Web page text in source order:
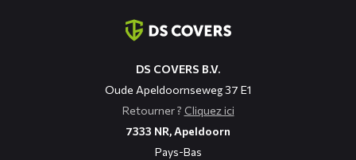
DS COVERS B.V.
Oude Apeldoornseweg 37 E1
Retourner ? Cliquez ici
7333 NR, Apeldoorn
Pays-Bas